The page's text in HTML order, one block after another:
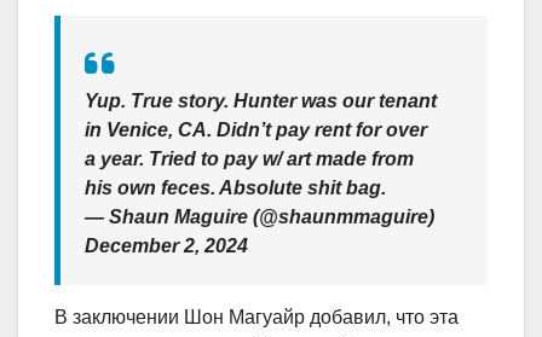
Yup. True story. Hunter was our tenant
in Venice, CA. Didn’t pay rent for over
a year. Tried to pay w/ art made from
his own feces. Absolute shit bag.
— Shaun Maguire (@shaunmmaguire)
December 2, 2024
В заключении Шон Магуайр добавил, что эта